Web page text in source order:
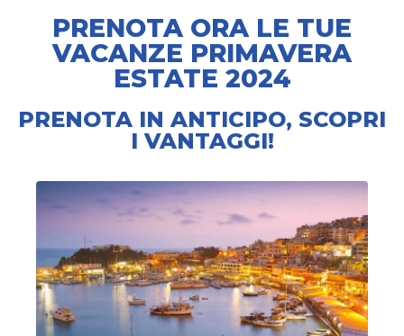
PRENOTA ORA LE TUE
VACANZE PRIMAVERA
ESTATE 2024
PRENOTA IN ANTICIPO, SCOPRI
I VANTAGGI!